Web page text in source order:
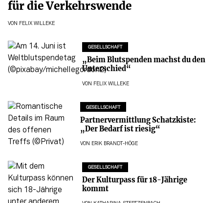
für die Verkehrswende
VON FELIX WILLEKE
GESELLSCHAFT
„Beim Blutspenden machst du den
Unterschied“
VON FELIX WILLEKE
GESELLSCHAFT
Partnervermittlung Schatzkiste:
„Der Bedarf ist riesig“
VON ERIK BRANDT-HÖGE
GESELLSCHAFT
Der Kulturpass für 18-Jährige
kommt